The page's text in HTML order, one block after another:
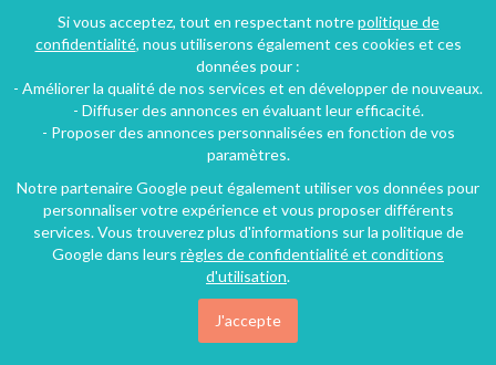
Saint-Sorlin-d'Arves (8 km), Savoie, Rhône-Alpes, Auvergne-Rhône-Alpes, France
87€
Si vous acceptez, tout en respectant notrepolitique de
confidentialité, nous utiliserons également ces cookies et ces
données pour :
- Améliorer la qualité de nos services et en développer de nouveaux.
- Diffuser des annonces en évaluant leur efficacité.
- Proposer des annonces personnalisées en fonction de vos
paramètres.
Notre partenaire Google peut également utiliser vos données pour
personnaliser votre expérience et vous proposer différents
services. Vous trouverez plus d'informations sur la politique de
Google dans leurs règles de confidentialité et conditions
d'utilisation.
J'accepte